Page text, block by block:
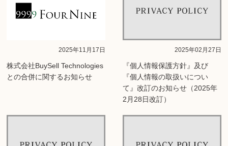
2025年11月17日
株式会社BuySell Technologies
との合併に関するお知らせ
2025年02月27日
『個人情報保護方針』及び
『個人情報の取扱いについ
て』改訂のお知らせ（2025年
2月28日改訂）